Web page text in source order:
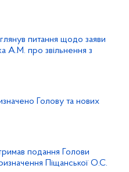
питання щодо заяви
А.М. про звільнення з
Голову та нових
подання Голови
Піщанської О.С.